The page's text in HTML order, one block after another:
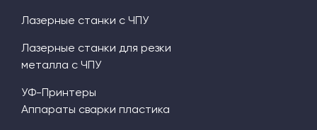
Лазерные станки с ЧПУ
Лазерные станки для резки
металла с ЧПУ
УФ-Принтеры
Аппараты сварки пластика